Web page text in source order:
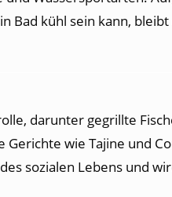
Bad kühl sein kann,
darunter gegrillte
wie Tajine und
sozialen Lebens und